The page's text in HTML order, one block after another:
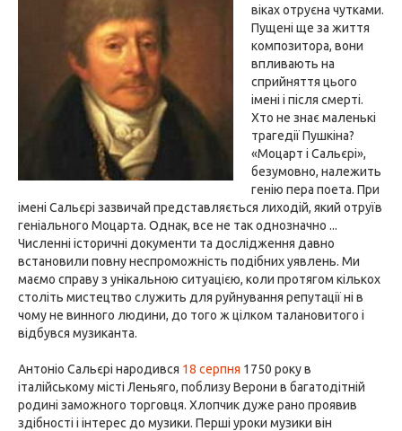
віках отруєна чутками.
Пущені ще за життя
композитора, вони
впливають на
сприйняття цього
імені і після смерті.
Хто не знає маленькі
трагедії Пушкіна?
«Моцарт і Сальєрі»,
безумовно, належить
генію пера поета. При
імені Сальєрі зазвичай представляється лиходій, який отруїв
геніального Моцарта. Однак, все не так однозначно ...
Численні історичні документи та дослідження давно
встановили повну неспроможність подібних уявлень. Ми
маємо справу з унікальною ситуацією, коли протягом кількох
століть мистецтво служить для руйнування репутації ні в
чому не винного людини, до того ж цілком талановитого і
відбувся музиканта.
Антоніо Сальєрі народився 18 серпня 1750 року в
італійському місті Леньяго, поблизу Верони в багатодітній
родині заможного торговця. Хлопчик дуже рано проявив
здібності і інтерес до музики. Перші уроки музики він